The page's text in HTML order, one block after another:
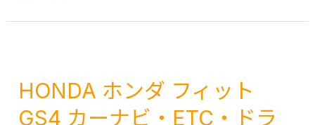
解
消！
エ
ン
ク
リ
HONDA ホンダ フィット
GS4 カーナビ・ETC・ドラ